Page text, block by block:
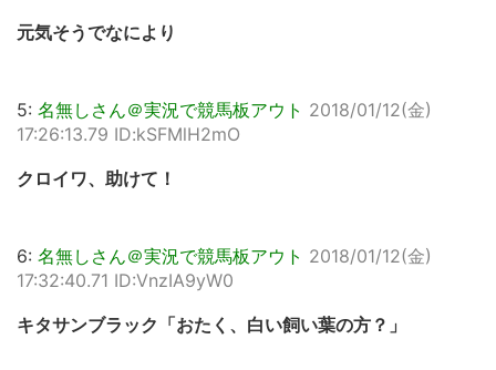
元気そうでなにより
5: 名無しさん＠実況で競馬板アウト 2018/01/12(金)
17:26:13.79 ID:kSFMlH2mO
クロイワ、助けて！
6: 名無しさん＠実況で競馬板アウト 2018/01/12(金)
17:32:40.71 ID:VnzIA9yW0
キタサンブラック「おたく、白い飼い葉の方？」